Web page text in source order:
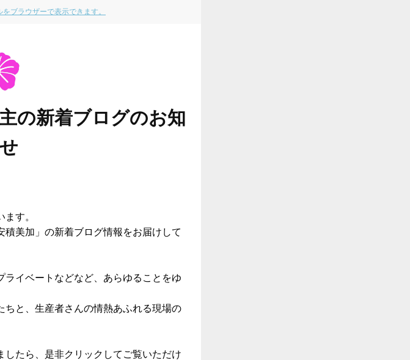
ブラウザーで表示できます。
の新着ブログのお知
す。
美加」の新着ブログ情報をお届けして
イベートなどなど、あらゆることをゆ
ちと、生産者さんの情熱あふれる現場の
たら、是非クリックしてご覧いただけ